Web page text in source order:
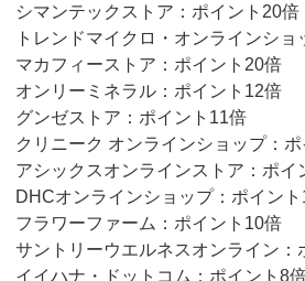
シマンテックストア：ポイント20倍
トレンドマイクロ・オンラインシ
マカフィーストア：ポイント20倍
オンリーミネラル：ポイント12倍
グンゼストア：ポイント11倍
クリニーク オンラインショップ：
アシックスオンラインストア：ポイ
DHCオンラインショップ：ポイン
フラワーファーム：ポイント10倍
サントリーウエルネスオンライン：
イイハナ・ドットコム：ポイント8